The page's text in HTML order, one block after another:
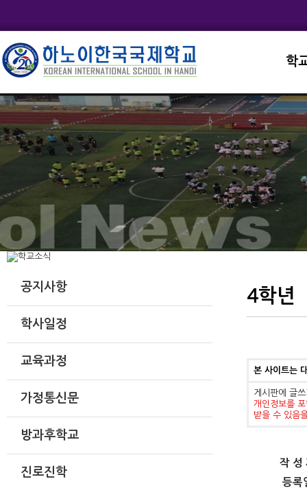
학
학
학
학
공지사항
학사일정
교육과정
가정통신문
방과후학교
진로진학
4학년
본 사이트는
게시판에 글
개인정보를
받을 수 있음
작 성
등록